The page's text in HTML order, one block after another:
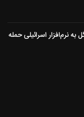
نرم‌افزار اسرائیلی حمله